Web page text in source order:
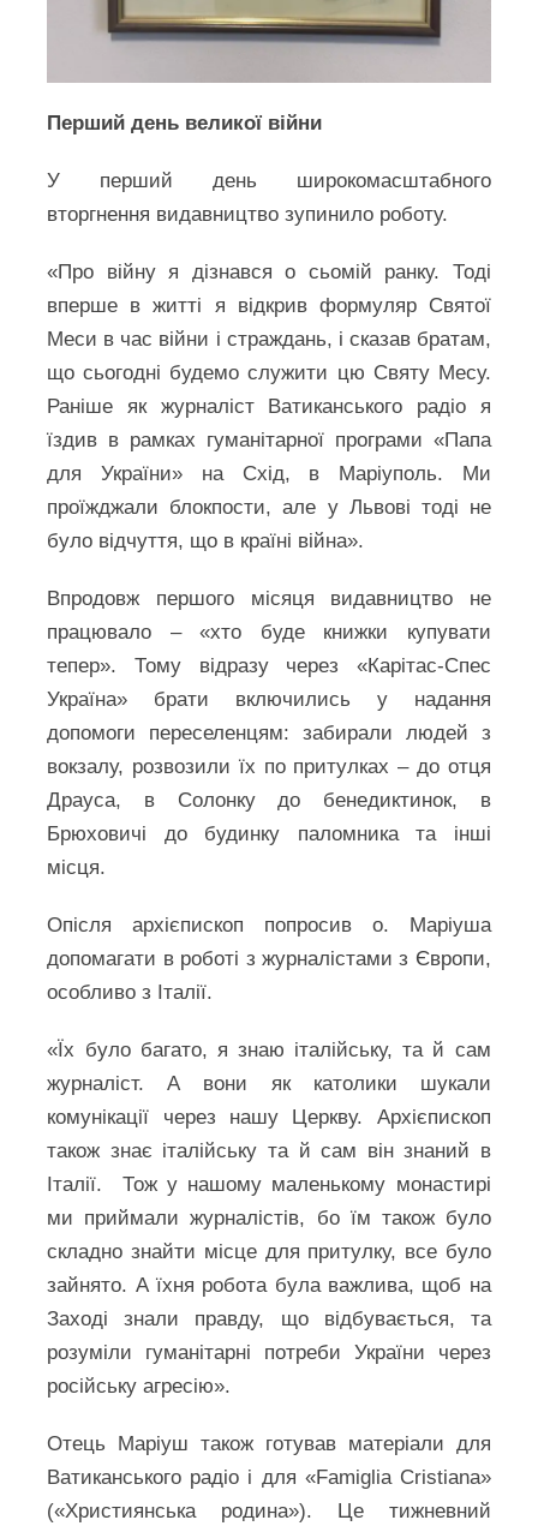
Перший день великої війни
У перший день широкомасштабного
вторгнення видавництво зупинило роботу.
«Про війну я дізнався о сьомій ранку. Тоді
вперше в житті я відкрив формуляр Святої
Меси в час війни і страждань, і сказав братам,
що сьогодні будемо служити цю Святу Месу.
Раніше як журналіст Ватиканського радіо я
їздив в рамках гуманітарної програми «Папа
для України» на Схід, в Маріуполь. Ми
проїжджали блокпости, але у Львові тоді не
було відчуття, що в країні війна».
Впродовж першого місяця видавництво не
працювало – «хто буде книжки купувати
тепер». Тому відразу через «Карітас-Спес
Україна» брати включились у надання
допомоги переселенцям: забирали людей з
вокзалу, розвозили їх по притулках – до отця
Драуса, в Солонку до бенедиктинок, в
Брюховичі до будинку паломника та інші
місця.
Опісля архієпископ попросив о. Маріуша
допомагати в роботі з журналістами з Європи,
особливо з Італії.
«Їх було багато, я знаю італійську, та й сам
журналіст. А вони як католики шукали
комунікації через нашу Церкву. Архієпископ
також знає італійську та й сам він знаний в
Італії. Тож у нашому маленькому монастирі
ми приймали журналістів, бо їм також було
складно знайти місце для притулку, все було
зайнято. А їхня робота була важлива, щоб на
Заході знали правду, що відбувається, та
розуміли гуманітарні потреби України через
російську агресію».
Отець Маріуш також готував матеріали для
Ватиканського радіо і для «Famiglia Cristiana»
(«Християнська родина»). Це тижневний